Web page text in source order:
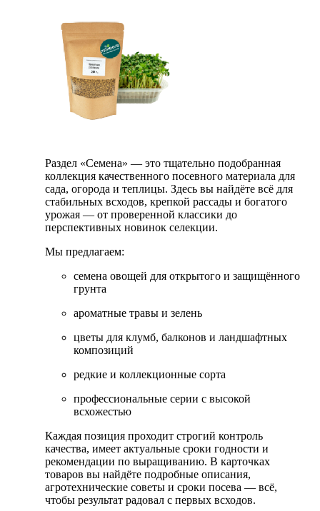
Раздел «Семена» — это тщательно подобранная
коллекция качественного посевного материала для
сада, огорода и теплицы. Здесь вы найдёте всё для
стабильных всходов, крепкой рассады и богатого
урожая — от проверенной классики до
перспективных новинок селекции.
Мы предлагаем:
семена овощей для открытого и защищённого
грунта
ароматные травы и зелень
цветы для клумб, балконов и ландшафтных
композиций
редкие и коллекционные сорта
профессиональные серии с высокой
всхожестью
Каждая позиция проходит строгий контроль
качества, имеет актуальные сроки годности и
рекомендации по выращиванию. В карточках
товаров вы найдёте подробные описания,
агротехнические советы и сроки посева — всё,
чтобы результат радовал с первых всходов.